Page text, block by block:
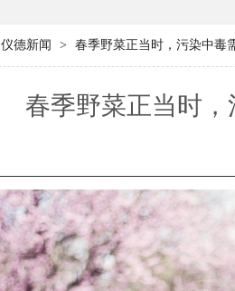
仪德新闻 > 春季野菜正当时，污染中毒
春季野菜正当时